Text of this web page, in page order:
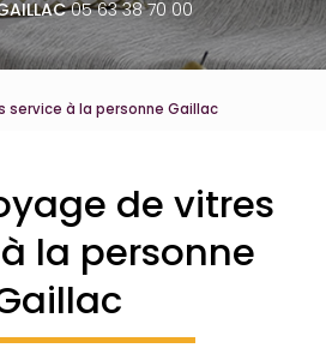
05 63 38 70 00
service à la personne Gaillac
de vitres
la personne